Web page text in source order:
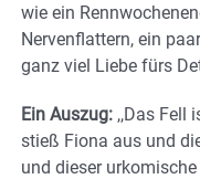
wie ein
Nervenflattern, ein
ganz viel Liebe fürs
Ein Auszug: ,,Das Fell
stieß Fiona aus und
und dieser